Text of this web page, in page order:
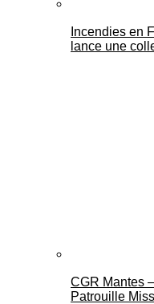
Incendies en
lance une
CGR Mantes
Patrouille